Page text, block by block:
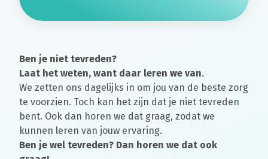
Ben je niet tevreden?
Laat het weten, want daar leren we van.
We zetten ons dagelijks in om jou van de beste zorg
te voorzien. Toch kan het zijn dat je niet tevreden
bent. Ook dan horen we dat graag, zodat we
kunnen leren van jouw ervaring.
Ben je wel tevreden? Dan horen we dat ook